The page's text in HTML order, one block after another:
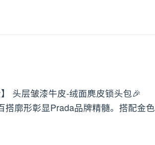
头层皱漆牛皮-绒面麂皮锁头包🎉
廓形彰显Prada品牌精髓。搭配金